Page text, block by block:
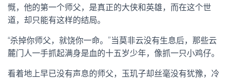
慨，他的第一个师父，是真正的大侠和英雄，而在这个世
道，却只能有这样的结局。
“杀掉你师父，就饶你一命。”当莫非云没有生息后，那些云
麓门人一手抓起满身是血的十五岁少年，像抓一只小鸡仔。
看着地上早已没有声息的师父，玉玑子却丝毫没有犹豫，冷